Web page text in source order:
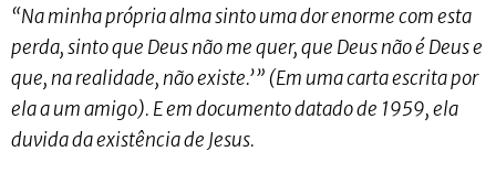
“Na minha própria alma sinto uma dor enorme com esta
perda, sinto que Deus não me quer, que Deus não é Deus e
que, na realidade, não existe.’” (Em uma carta escrita por
ela a um amigo). E em documento datado de 1959, ela
duvida da existência de Jesus.